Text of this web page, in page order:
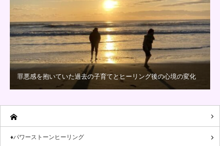
罪悪感を抱いていた過去の子育てとヒーリング後の心境の変化
♦パワーストーンヒーリング